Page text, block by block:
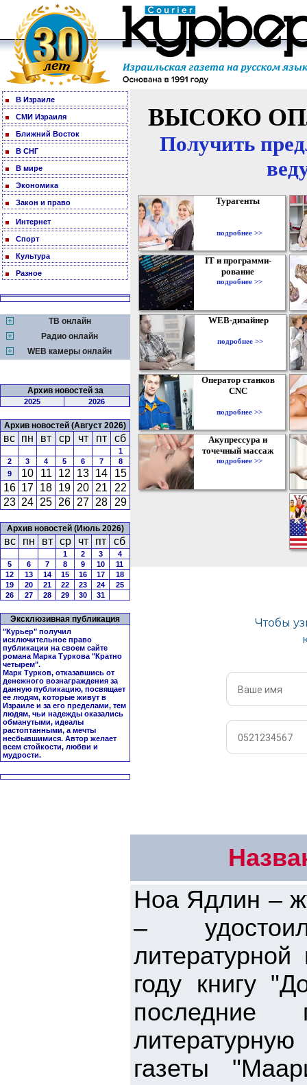
В Израиле
СМИ Израиля
Ближний Восток
В СНГ
В мире
Экономика
Закон и право
Интернет
Спорт
Культура
Разное
ТВ онлайн
Радио онлайн
WEB камеры онлайн
Архив новостей за
2025 2026
Архив новостей (Август 2026)
вс пн вт ср чт пт сб
1
2
3 4 5 6 7
8
9
10 11 12 13 14
15
16 17 18 19 20 21
22
23 24 25 26 27 28 29
Архив новостей (Июль 2026)
вс пн вт ср чт пт сб
1 2 3
4
5
6 7 8 9 10
11
12
13 14 15 16 17
18
19
20 21 22 23 24
25
26
27 28 29 30 31
Эксклюзивная публикация
"Курьер" получил
исключительное право
публикации на своем сайте
романа Марка Туркова "Кратно
четырем".
Марк Турков, отказавшись от
денежного вознаграждения за
данную публикацию, посвящает
ее людям, которые живут в
Израиле и за его пределами, тем
людям, чьи надежды оказались
обманутыми, идеалы
растоптанными, а мечты
несбывшимися. Автор желает
всем стойкости, любви и
мудрости.
ВЫСОКО
Получить
Турагенты
подробнее >>
IT и программи-
рование
подробнее >>
WEB-дизайнер
подробнее >>
Оператор станков
CNC
подробнее >>
Акупрессура и
точечный массаж
подробнее >>
Ноа Ядлин –
–
году книгу
газеты